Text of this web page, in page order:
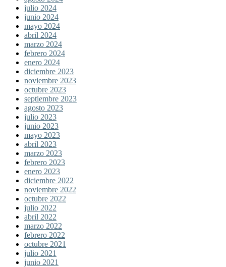
julio 2024
junio 2024
mayo 2024
abril 2024
marzo 2024
febrero 2024
enero 2024
diciembre 2023
noviembre 2023
octubre 2023
septiembre 2023
agosto 2023
julio 2023
junio 2023
mayo 2023
abril 2023
marzo 2023
febrero 2023
enero 2023
diciembre 2022
noviembre 2022
octubre 2022
julio 2022
abril 2022
marzo 2022
febrero 2022
octubre 2021
julio 2021
junio 2021